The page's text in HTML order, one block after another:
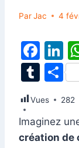
ParJac 4
F
a
c
e
b
Li
n
k
e
dI
T
m
bl
P
ar
ta
g
Vues 282
Imaginez
création de